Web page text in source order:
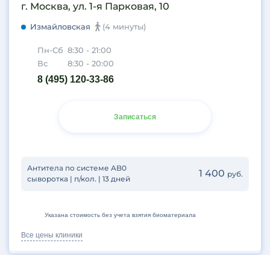
г. Москва, ул. 1-я Парковая, 10
Измайловская (4 минуты)
Пн-Сб 8:30 - 21:00
Вс
8:30 - 20:00
8 (495) 120-33-86
Записаться
Антитела по системе AB0
сыворотка | п/кол. | 13 дней
1 400 руб.
Все цены клиники
Указана стоимость без учета взятия биоматериала